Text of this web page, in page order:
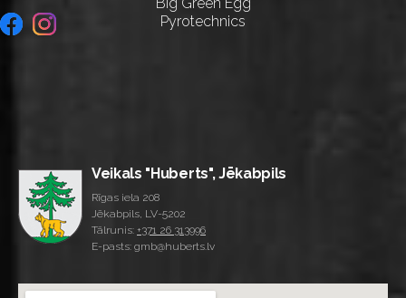
Big Green Egg
Pyrotechnics
Veikals "Huberts", Jēkabpils
Rīgas iela 208
Jēkabpils, LV-5202
Tālrunis: +371 26 313996
E-pasts: gmb@huberts.lv